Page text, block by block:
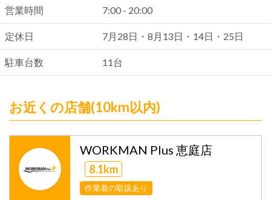
営業時間 7:00 - 20:00
定休日 7月28日・8月13日・14日・25日
駐車台数 11台
お近くの店舗(10km以内)
WORKMAN Plus 恵庭店
8.1km
作業着の取扱あり